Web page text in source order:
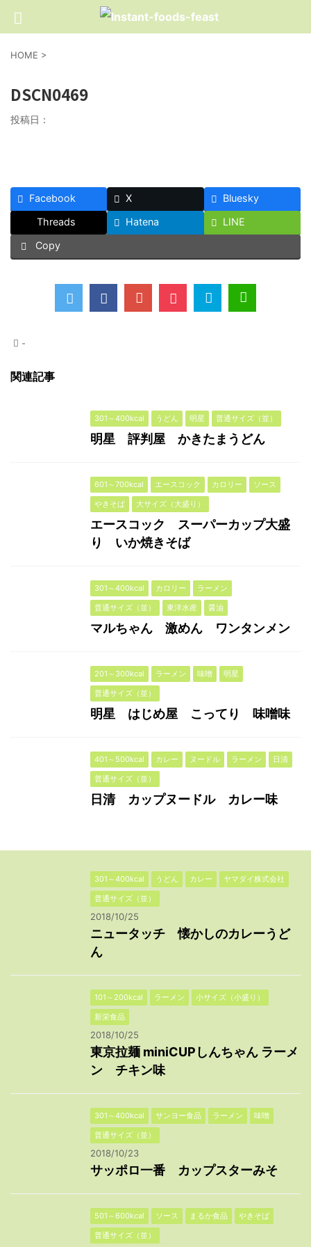
HOME >
DSCN0469
投稿日：
Facebook X
Bluesky
Threads
Hatena
LINE
Copy
-
関連記事
301～400kcal うどん 明星 普通サイズ（並）
明星 評判屋 かきたまうどん
601～700kcal エースコック カロリー
ソース
やきそば
大サイズ（大盛り）
エースコック スーパーカップ大盛
り いか焼きそば
301～400kcal カロリー
ラーメン
普通サイズ（並）
東洋水産 醤油
マルちゃん 激めん ワンタンメン
201～300kcal ラーメン 味噌
明星
普通サイズ（並）
明星 はじめ屋 こってり 味噌味
401～500kcal カレー ヌードル ラーメン
日清
普通サイズ（並）
日清 カップヌードル カレー味
301～400kcal うどん カレー
ヤマダイ株式会社
普通サイズ（並）
2018/10/25
ニュータッチ 懐かしのカレーうど
ん
101～200kcal ラーメン
小サイズ（小盛り）
新栄食品
2018/10/25
東京拉麺 miniCUPしんちゃん ラーメ
ン チキン味
301～400kcal サンヨー食品 ラーメン
味噌
普通サイズ（並）
2018/10/23
サッポロ一番 カップスターみそ
501～600kcal ソース まるか食品
やきそば
普通サイズ（並）